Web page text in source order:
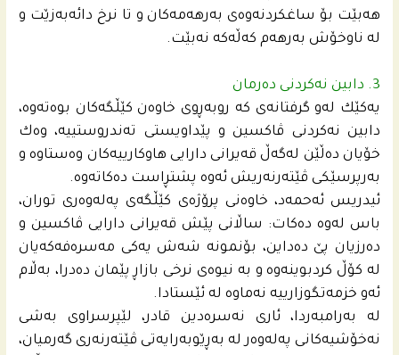
هه‌بێت بۆ ساغكردنه‌وه‌ى به‌رهه‌مه‌كان و تا نرخ دائه‌به‌زێت و
له‌ ناوخۆش بەرهەم كه‌ڵە‌كه‌ نه‌بێت.
3. دابین نه‌كردنى ده‌رمان
یه‌كێك له‌و گرفتانه‌ى كه‌ روبه‌ڕوى خاوه‌ن كێڵگه‌كان بوه‌ته‌وه‌،
دابین نه‌كردنى ڤاكسین و پێداویستی ته‌ندروستییه‌، وه‌ك
خۆیان ده‌ڵێن له‌گه‌ڵ قه‌یرانى دارایی هاوكارییه‌كان وه‌ستاوه‌ و
به‌رپرسێكى ڤێته‌رنه‌ریش ئه‌وه‌ پشتڕاست ده‌كاته‌وه‌.
ئیدریس ئه‌حمه‌د، خاوه‌نى پرۆژه‌ى كێڵگه‌ى په‌له‌وه‌رى توران،
باس له‌وه‌ ده‌كات: ساڵانى پێش قه‌یرانى دارایی ڤاكسین و
ده‌رزیان پێ ده‌داین، بۆنمونه شەش یه‌كى مه‌سره‌فه‌كه‌یان
له‌ كۆڵ كردبوینه‌وه‌ و به‌ نیوه‌ى نرخى بازاڕ پێمان ده‌درا، به‌ڵام
ئه‌و خزمه‌تگوزارییه‌ نه‌ماوه‌ له‌ ئێستادا.
له‌ به‌رامبه‌ردا، ئارى نه‌سره‌دین قادر، لێپرسراوى به‌شى
نه‌خۆشیه‌كانى په‌له‌وه‌ر له‌ به‌ڕێوبه‌رایه‌تى ڤێته‌رنه‌رى گه‌رمیان،